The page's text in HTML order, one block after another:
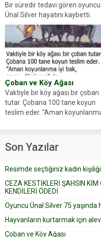
Bir süredir tedavi gören oyuncu
Ünal Silver hayatını kaybetti.
Haberi, oyuncunun menajerlik
ajansı duyurdu. Renda Güner,
sosyal medya hesabında “Usta
Oyuncumuz ve çok değerli
dostumuz...
Çoban ve Köy Ağası
Vaktiyle bir köy ağası bir çoban
tutar. Çobana 100 tane koyun
teslim eder. “Aman
Çoban koyunları alır gider.
Son Yazılar
Resimde seçtiğiniz kadın
CEZA KESTİKLERİ ŞAHSIN KİM
KENDİLERİ ÖDEDİ
Oyuncu Ünal Silver 75 yaşında
Hayvanların kurtarmak için
Çoban ve Köy Ağası